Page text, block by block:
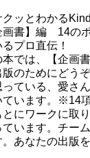
クッとわかる
画書】編 14の
プロ直伝！
本では、【企画
版のためにどう
っている、愛さ
ています。※14
とにワークに取
ています。チー
。あなたの出版